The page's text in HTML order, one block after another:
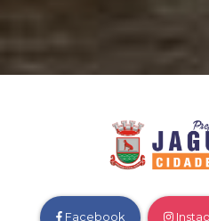
Facebook